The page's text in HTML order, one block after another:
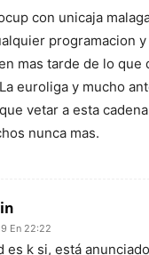
con unicaja
programacion
mas tarde de lo que
euroliga y mucho
vetar a esta
nunca mas.
En 22:22
es k si, está